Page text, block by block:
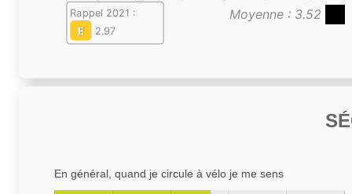
Moyenne : 3.52
Rappel 2021 :
E
2.97
En général, quand je circule à vélo je me sens